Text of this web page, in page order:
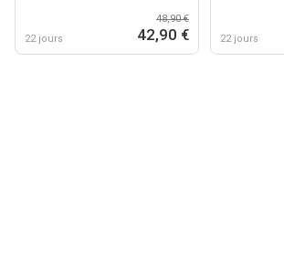
22 jours
48,90 €
42,90 € 22 jours